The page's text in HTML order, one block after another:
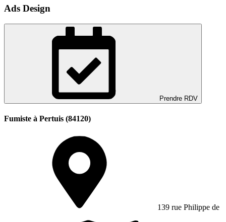
Ads Design
Prendre RDV
Fumiste à Pertuis (84120)
139 rue Philippe de